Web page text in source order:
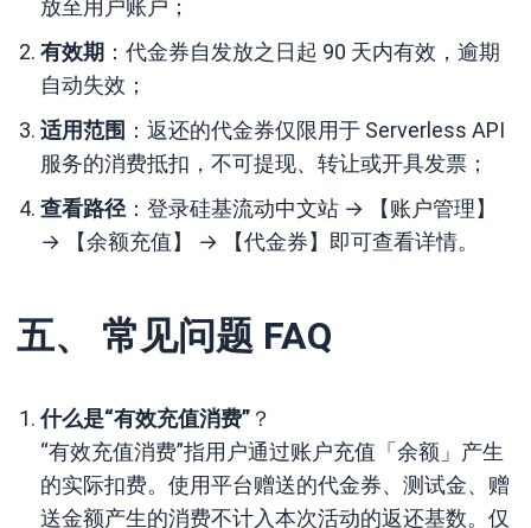
放至用户账户；
有效期 ：代金券自发放之日起 90 天内有效，逾期
自动失效；
适用范围 ：返还的代金券仅限用于 Serverless API
服务的消费抵扣，不可提现、转让或开具发票；
查看路径：登录硅基流动中文站 → 【账户管理】
→ 【余额充值】 → 【代金券】即可查看详情。
五、 常见问题 FAQ
什么是“有效充值消费” ？
“有效充值消费”指用户通过账户充值「余额」产生
的实际扣费。使用平台赠送的代金券、测试金、赠
送金额产生的消费不计入本次活动的返还基数。仅